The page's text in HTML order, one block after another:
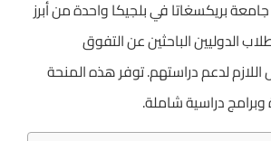
بريكسغاتا في بلجيكا واحدة من أبرز
الدوليين الباحثين عن التفوق
اللازم لدعم دراستهم. توفر هذه المنحة
وبرامج دراسية شاملة.